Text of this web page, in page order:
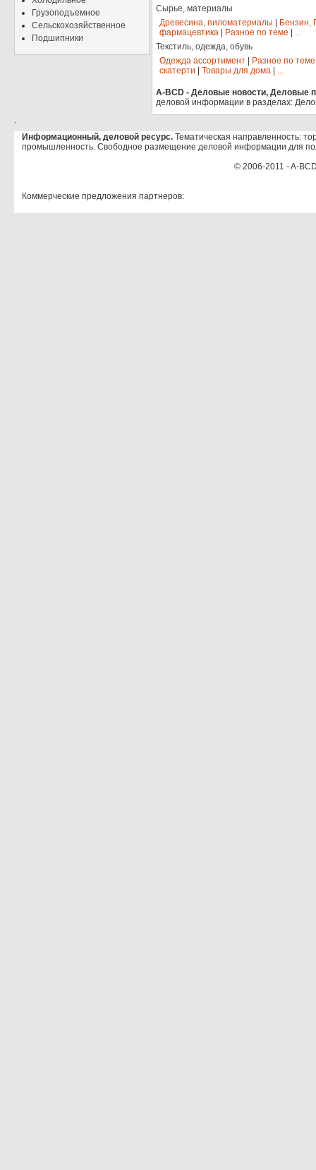
Грузоподъемное
Сельскохозяйственное
Подшипники
Сырье, материалы
Древесина, пиломатериалы
Бензин,
фармацевтика
Разное по теме
...
Текстиль, одежда, обувь
Одежда ассортимент
Разное по теме
скатерти
Товары для дома ...
A-BCD - Деловые новости, Деловые
деловой информации в разделах:
.
Информационный, деловой ресурс. Тематическая направленность:
промышленность. Свободное размещение деловой информации для
© 2006-2011 - A-
Коммерческие предложения партнеров: